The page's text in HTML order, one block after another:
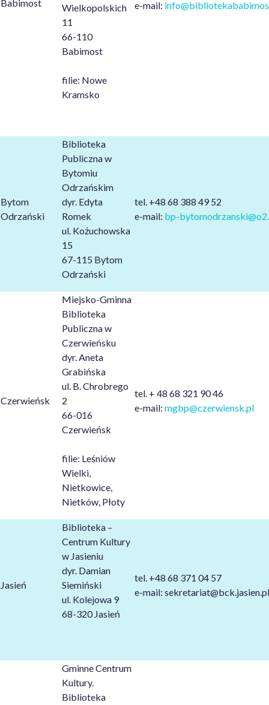
Babimost
Wielkopolskich
11
66-110
Babimost
filie: Nowe
Kramsko
e-mail:
Bytom
Odrzański
Biblioteka
Publiczna w
Bytomiu
Odrzańskim
dyr. Edyta
Romek
ul. Kożuchowska
15
67-115 Bytom
Odrzański
tel. +48 68 388 49 52
e-mail: bp-
Czerwieńsk
Miejsko-Gminna
Biblioteka
Publiczna w
Czerwieńsku
dyr. Aneta
Grabińska
ul. B. Chrobrego
2
66-016
Czerwieńsk
filie: Leśniów
Wielki,
Nietkowice,
Nietków, Płoty
tel. + 48 68 321 90 46
e-mail: mgbp@czerwiensk.pl
Jasień
Biblioteka –
Centrum Kultury
w Jasieniu
dyr. Damian
Siemiński
ul. Kolejowa 9
68-320 Jasień
tel. +48 68 371 04 57
e-mail: sekretariat@bck.jasien.pl
Gminne Centrum
Kultury.
Biblioteka